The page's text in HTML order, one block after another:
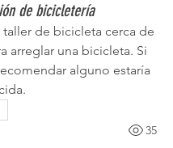
de bicicletería
de bicicleta cerca de
arreglar una bicicleta. Si
alguno estaría
35